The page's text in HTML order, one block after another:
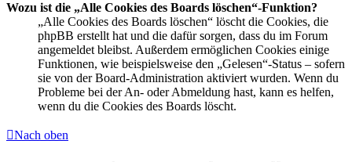
Wozu ist die „Alle Cookies des Boards löschen“-Funktion?
„Alle Cookies des Boards löschen“ löscht die Cookies, die
phpBB erstellt hat und die dafür sorgen, dass du im Forum
angemeldet bleibst. Außerdem ermöglichen Cookies einige
Funktionen, wie beispielsweise den „Gelesen“-Status – sofern
sie von der Board-Administration aktiviert wurden. Wenn du
Probleme bei der An- oder Abmeldung hast, kann es helfen,
wenn du die Cookies des Boards löscht.
Nach oben